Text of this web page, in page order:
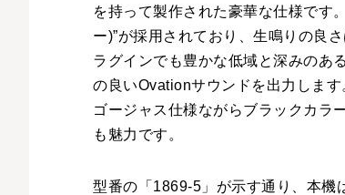
を持って製作された豪華な仕様です
ー)”が採用されており、生鳴りの良
ラグインでも豊かな低域と深みのあ
の良いOvationサウンドを出力します
ゴージャス仕様ながらブラックカラ
も魅力です。
型番の「1869-5」が示す通り、本機